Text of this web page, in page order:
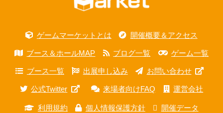
ゲームマーケットとは 開催概要＆アクセス
ブース＆ホールMAP ブログ一覧 ゲーム一覧
ブース一覧 出展申し込み お問い合わせ
公式Twitter 来場者向けFAQ 運営会社
利用規約 個人情報保護方針 開催データ